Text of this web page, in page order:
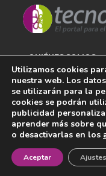
QUIÉNES SOMOS
AVISO LEGAL
POLÍTICA DE
POLÍTICA DE
CONTACTO
Utilizamos cookies
nuestra web. Los
se utilizarán para la
cookies se podrán
publicidad
aprender más sobre
o desactivarlas en los
Aceptar Ajustes